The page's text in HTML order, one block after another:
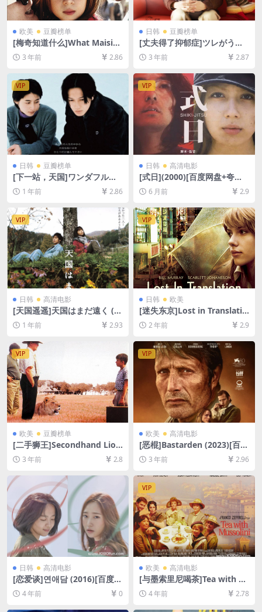
欧美 豆瓣榜单
[梅奇知道什么]What Maisie
Knew (2012)[百度网盘+夸克
网盘1080P超清未删减资源]
[网盘在线播放/下载][MP4/6.
3GB][中英字幕]
3 年前 2.86
日韩 豆瓣榜单
[丈夫得了抑郁症]ツレがうつ
になりまして。 (2011)[百度
网盘+夸克网盘1080P超清未
删减资源][网盘在线播放/下
载][MP4/7.9GB][日语中字]
3 年前 2.87
VIP
日韩 豆瓣榜单
[下一站，天国]ワンダフルラ
イフ (1998)[百度网盘+夸克网
盘1080P超清未删减资源][网
B][中文字幕]
1 年前 2.86
VIP
日韩 高清电影
[式日](2000)[百度网盘+夸克
网盘1080P超清未删减资源]
[网盘在线播放/下载][MP4/8.
6 月前 2.9
VIP
日韩 高清电影
[天国遥遥]天国はまだ遠く (2
008)[百度网盘+夸克网盘1080
P超清未删减资源][网盘在线播
放/下载][MP4/3GB][中文字
幕]
1 年前 2.93
VIP
日韩 欧美
[迷失东京]Lost in Translatio
n (2003)[百度网盘+夸克网盘1
080P超清未删减资源][网盘在
线播放/下载][MP4/6.7GB][中
英字幕]
2 年前 2.9
VIP
欧美 豆瓣榜单
[二手狮王]Secondhand Lion
s (2003)[百度网盘+夸克网盘1
080P超清未删减资源][网盘在
线播放/下载][MP4/6.9GB][中
英字幕]
3 年前 2.8
VIP
欧美 高清电影
[恶棍]Bastarden (2023)[百度
网盘+夸克网盘1080P超清未
删减资源][网盘在线播放/下
载][MP4/8GB][中文字幕]
3 年前 2.96
日韩 高清电影
[恋爱谈]연애담 (2016)[百度网
盘+迅雷云盘资源1080P超清
未删减][MP4/5.3GB][韩语中
4 年前 0
VIP
欧美 高清电影
[与墨索里尼喝茶]Tea with M
ussolini (1999)[百度网盘+迅
雷云盘资源1080P超清未删减]
4 年前 2.78